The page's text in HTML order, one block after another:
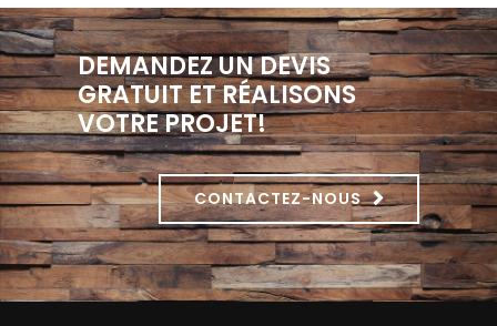
DEMANDEZ UN DEVIS
GRATUIT ET RÉALISONS
VOTRE PROJET!
CONTACTEZ-NOUS